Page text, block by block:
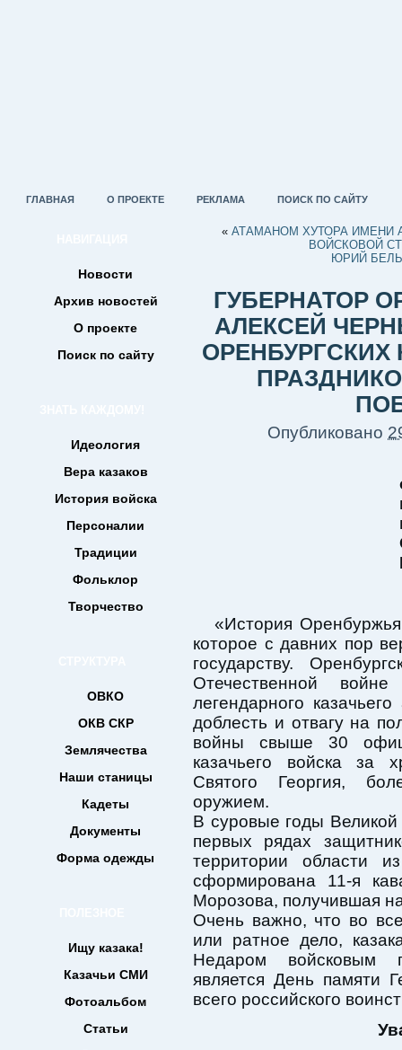
ГЛАВНАЯ О ПРОЕКТЕ РЕКЛАМА ПОИСК ПО САЙТУ
Новости
Архив новостей
О проекте
Поиск по сайту
Идеология
Вера казаков
История войска
Персоналии
Традиции
Фольклор
Творчество
ОВКО
ОКВ СКР
Землячества
Наши станицы
Кадеты
Документы
Форма одежды
Ищу казака!
Казачьи СМИ
Фотоальбом
Статьи
« АТАМАНОМ ХУТОРА ИМЕНИ
ВОЙСКОВОЙ
ЮРИЙ
ГУБЕРНАТОР
АЛЕКСЕЙ
Опубликовано
«История
которое с давних пор
государству.
Отечественной
легендарного
доблесть и отвагу на
войны свыше 30
казачьего войска за
Святого Георгия,
оружием.
В суровые годы
первых рядах
территории области
сформирована 11-я
Морозова, получившая
Очень важно, что во
или ратное дело,
Недаром войсковым
является День памяти
всего российского